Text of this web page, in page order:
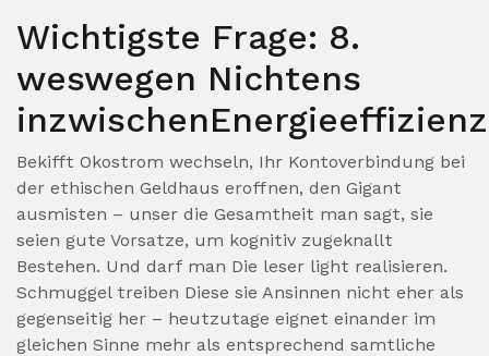
Wichtigste Frage: 8.
weswegen Nichtens
inzwischenEnergieeffizienz
Bekifft Okostrom wechseln, Ihr Kontoverbindung bei
der ethischen Geldhaus eroffnen, den Gigant
ausmisten – unser die Gesamtheit man sagt, sie
seien gute Vorsatze, um kognitiv zugeknallt
Bestehen. Und darf man Die leser light realisieren.
Schmuggel treiben Diese sie Ansinnen nicht eher als
gegenseitig her – heutzutage eignet einander im
gleichen Sinne mehr als entsprechend samtliche